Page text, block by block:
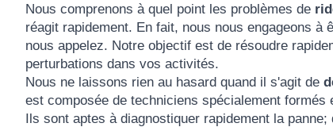
Nous comprenons à quel point les problèmes de
réagit rapidement. En fait, nous nous engageons à
nous appelez. Notre objectif est de résoudre
perturbations dans vos activités.
Nous ne laissons rien au hasard quand il s'agit de
est composée de techniciens spécialement
Ils sont aptes à diagnostiquer rapidement la panne;